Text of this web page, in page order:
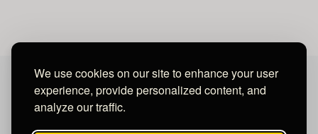
We use cookies on our site to enhance your user
experience, provide personalized content, and
analyze our traffic.
MAYA MEDIA GROUP